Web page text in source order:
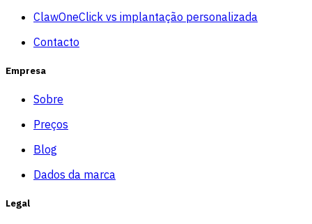
ClawOneClick vs implantação personalizada
Contacto
Empresa
Sobre
Preços
Blog
Dados da marca
Legal